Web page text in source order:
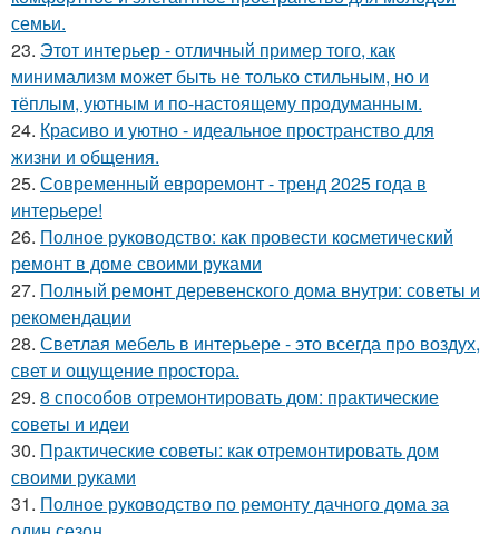
семьи.
23. Этот интерьер - отличный пример того, как
минимализм может быть не только стильным, но и
тёплым, уютным и по-настоящему продуманным.
24. Красиво и уютно - идеальное пространство для
жизни и общения.
25. Современный евроремонт - тренд 2025 года в
интерьере!
26. Полное руководство: как провести косметический
ремонт в доме своими руками
27. Полный ремонт деревенского дома внутри: советы и
рекомендации
28. Светлая мебель в интерьере - это всегда про воздух,
свет и ощущение простора.
29. 8 способов отремонтировать дом: практические
советы и идеи
30. Практические советы: как отремонтировать дом
своими руками
31. Полное руководство по ремонту дачного дома за